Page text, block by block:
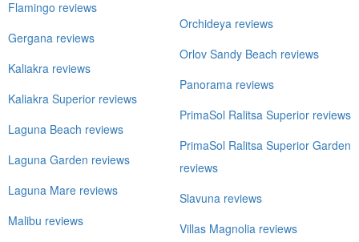
Flamingo reviews
Gergana reviews
Kaliakra reviews
Kaliakra Superior reviews
Laguna Beach reviews
Laguna Garden reviews
Laguna Mare reviews
Malibu reviews
Orchideya reviews
Orlov Sandy Beach reviews
Panorama reviews
PrimaSol Ralitsa Superior reviews
PrimaSol Ralitsa Superior Garden
reviews
Slavuna reviews
Villas Magnolia reviews